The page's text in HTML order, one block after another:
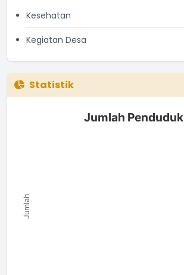
Kesehatan
Kegiatan Desa
Statistik
Jumlah Penduduk
Bar chart with 0 bars.
Jumlah
Jumlah Penduduk